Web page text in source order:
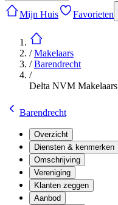
Mijn Huis Favorieten
/Makelaars
/Barendrecht
/
Delta NVM Makelaars
Barendrecht
Overzicht
Diensten & kenmerken
Omschrijving
Vereniging
Klanten zeggen
Aanbod